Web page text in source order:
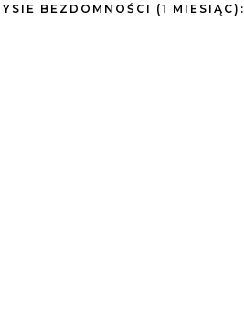
BEZDOMNOŚCI (1 MIESIĄC):